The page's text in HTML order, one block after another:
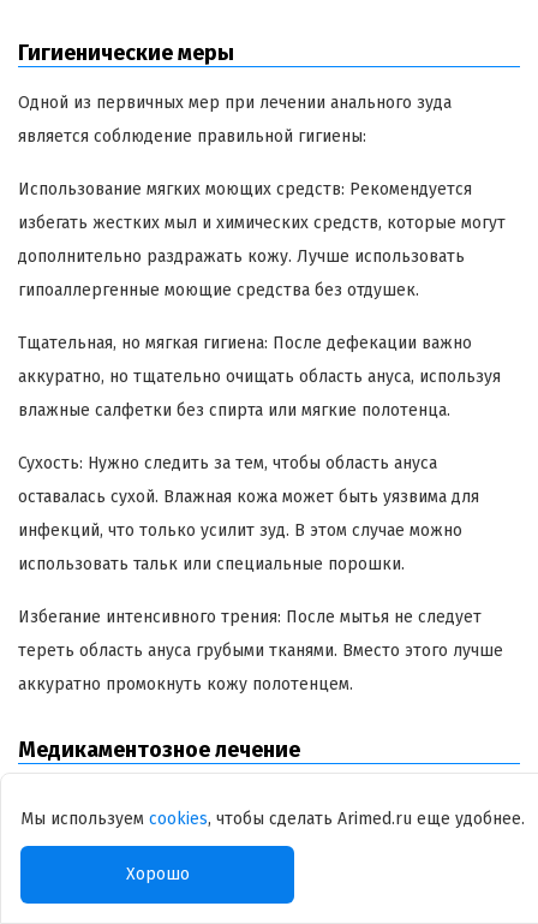
Гигиенические меры
Одной из первичных мер при лечении анального зуда
является соблюдение правильной гигиены:
Использование мягких моющих средств: Рекомендуется
избегать жестких мыл и химических средств, которые могут
дополнительно раздражать кожу. Лучше использовать
гипоаллергенные моющие средства без отдушек.
Тщательная, но мягкая гигиена: После дефекации важно
аккуратно, но тщательно очищать область ануса, используя
влажные салфетки без спирта или мягкие полотенца.
Сухость: Нужно следить за тем, чтобы область ануса
оставалась сухой. Влажная кожа может быть уязвима для
инфекций, что только усилит зуд. В этом случае можно
использовать тальк или специальные порошки.
Избегание интенсивного трения: После мытья не следует
тереть область ануса грубыми тканями. Вместо этого лучше
аккуратно промокнуть кожу полотенцем.
Медикаментозное лечение
причины его возникновения и может включать:
Противогрибковые средства: Если зуд вызван грибковой
Мы используем cookies, чтобы сделать Arimed.ru еще удобнее.
Хорошо